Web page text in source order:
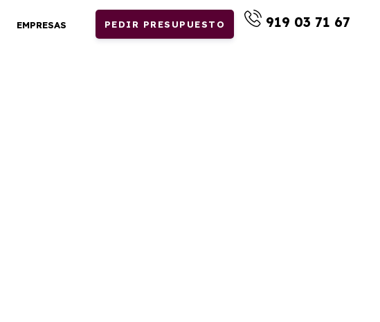
EMPRESAS PEDIR PRESUPUESTO 919 03 71 67